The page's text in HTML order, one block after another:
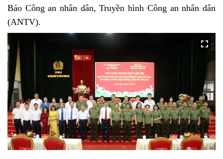
Báo Công an nhân dân, Truyền hình Công an nhân dân
(ANTV).